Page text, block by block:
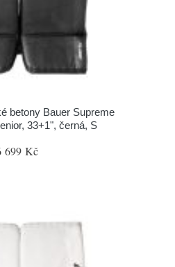
betony Bauer Supreme
33+1", černá, S
699 Kč